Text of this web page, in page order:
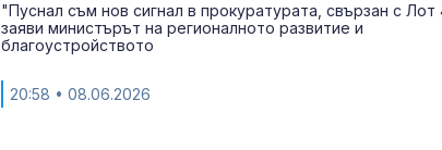
"Пуснал съм нов сигнал в прокуратурата, свързан с Лот
заяви министърът на регионалното развитие и
благоустройството
20:58 • 08.06.2026